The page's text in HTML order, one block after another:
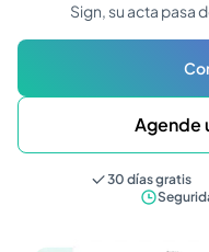
Sign, su acta pasa
Agende
30 días gratis